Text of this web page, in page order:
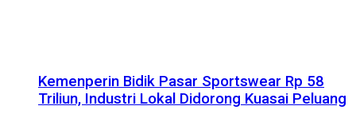
Kemenperin Bidik Pasar Sportswear Rp 58
Triliun, Industri Lokal Didorong Kuasai Peluang